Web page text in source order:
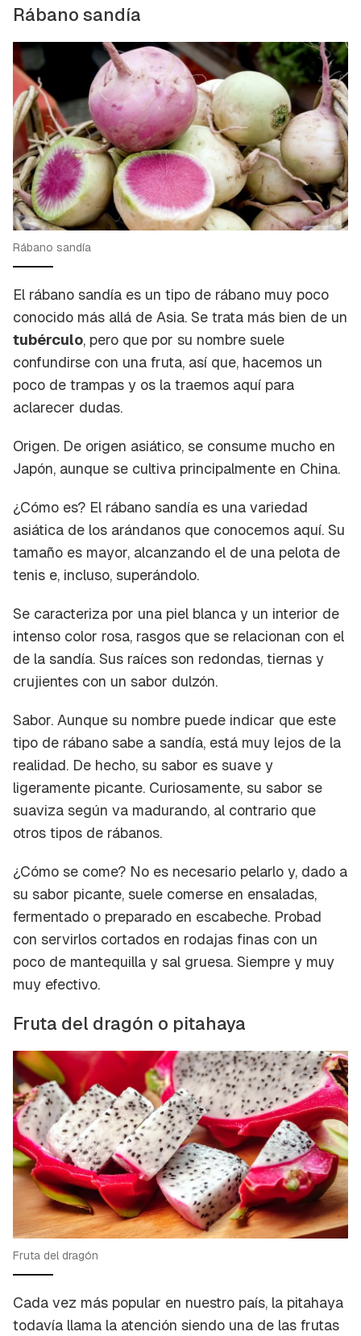
Rábano sandía
Rábano sandía
El rábano sandía es un tipo de rábano muy poco
conocido más allá de Asia. Se trata más bien de un
tubérculo, pero que por su nombre suele
confundirse con una fruta, así que, hacemos un
poco de trampas y os la traemos aquí para
aclarecer dudas.
Origen. De origen asiático, se consume mucho en
Japón, aunque se cultiva principalmente en China.
¿Cómo es? El rábano sandía es una variedad
asiática de los arándanos que conocemos aquí. Su
tamaño es mayor, alcanzando el de una pelota de
tenis e, incluso, superándolo.
Se caracteriza por una piel blanca y un interior de
intenso color rosa, rasgos que se relacionan con el
de la sandía. Sus raíces son redondas, tiernas y
crujientes con un sabor dulzón.
Sabor. Aunque su nombre puede indicar que este
tipo de rábano sabe a sandía, está muy lejos de la
realidad. De hecho, su sabor es suave y
ligeramente picante. Curiosamente, su sabor se
suaviza según va madurando, al contrario que
otros tipos de rábanos.
¿Cómo se come? No es necesario pelarlo y, dado a
su sabor picante, suele comerse en ensaladas,
fermentado o preparado en escabeche. Probad
con servirlos cortados en rodajas finas con un
poco de mantequilla y sal gruesa. Siempre y muy
muy efectivo.
Fruta del dragón o pitahaya
Fruta del dragón
Cada vez más popular en nuestro país, la pitahaya
todavía llama la atención siendo una de las frutas